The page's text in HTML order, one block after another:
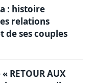
: histoire
relations
de ses couples
RETOUR AUX